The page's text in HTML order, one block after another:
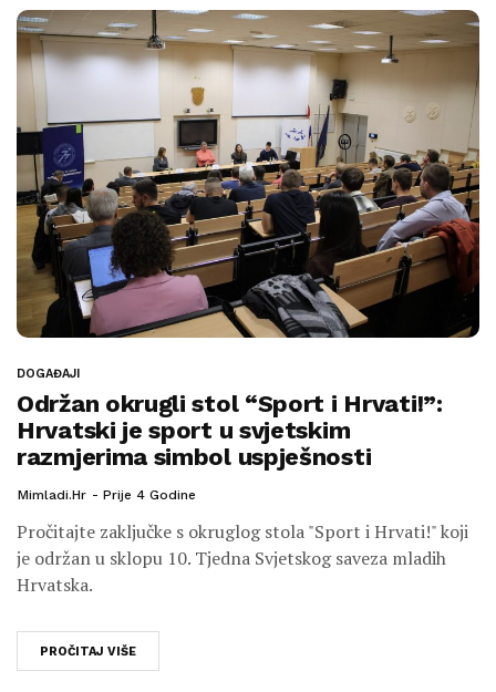
DOGAĐAJI
Održan okrugli stol “Sport i Hrvati!”:
Hrvatski je sport u svjetskim
razmjerima simbol uspješnosti
Mimladi.hr Prije 4 Godine
Pročitajte zaključke s okruglog stola "Sport i Hrvati!" koji
je održan u sklopu 10. Tjedna Svjetskog saveza mladih
Hrvatska.
PROČITAJ VIŠE